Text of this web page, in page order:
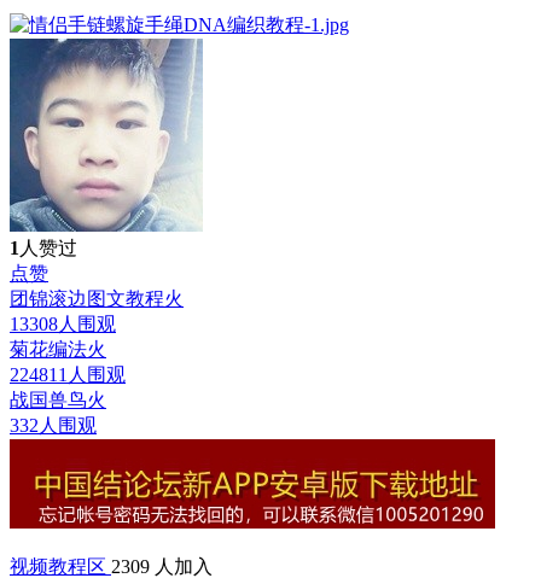
1 人赞过
点赞
团锦滚边图文教程火
13308人围观
菊花编法火
224811人围观
战国兽鸟火
332人围观
视频教程区 2309 人加入